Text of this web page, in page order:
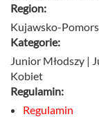
Region:
Kujawsko-
Kategorie:
Junior Młodszy |
Kobiet
Regulamin:
Regulamin